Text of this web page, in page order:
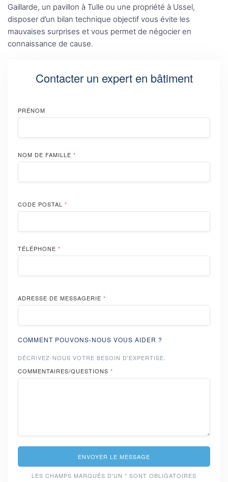
Gaillarde, un pavillon à Tulle ou une propriété à Ussel,
disposer d’un bilan technique objectif vous évite les
mauvaises surprises et vous permet de négocier en
connaissance de cause.
Contacter un expert en bâtiment
PRÉNOM
NOM DE FAMILLE *
CODE POSTAL *
TÉLÉPHONE *
ADRESSE DE MESSAGERIE *
COMMENT POUVONS-NOUS VOUS AIDER ?
DÉCRIVEZ-NOUS VOTRE BESOIN D'EXPERTISE.
COMMENTAIRES/QUESTIONS *
ENVOYER LE MESSAGE
LES CHAMPS MARQUÉS D'UN * SONT OBLIGATOIRES